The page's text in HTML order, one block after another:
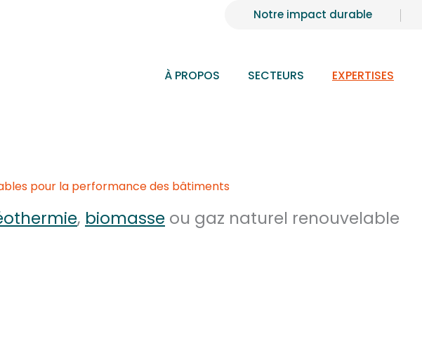
Notre impact durable
À PROPOS SECTEURS EXPERTISES
pour la performance des bâtiments
, biomasse ou gaz naturel renouvelable